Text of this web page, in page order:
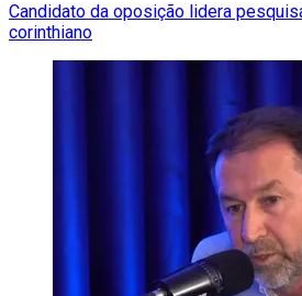
Candidato da oposição lidera
corinthiano